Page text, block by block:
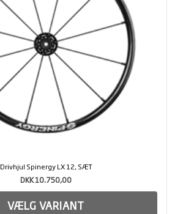
Drivhjul Spinergy LX 12, SÆT
DKK 10.750,00